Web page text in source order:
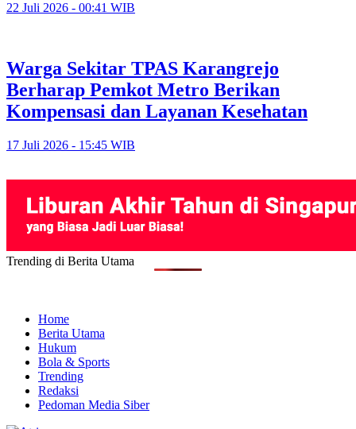
22 Juli 2026 - 00:41 WIB
Warga Sekitar TPAS Karangrejo
Berharap Pemkot Metro Berikan
Kompensasi dan Layanan Kesehatan
17 Juli 2026 - 15:45 WIB
Trending di Berita Utama
Home
Berita Utama
Hukum
Bola & Sports
Trending
Redaksi
Pedoman Media Siber